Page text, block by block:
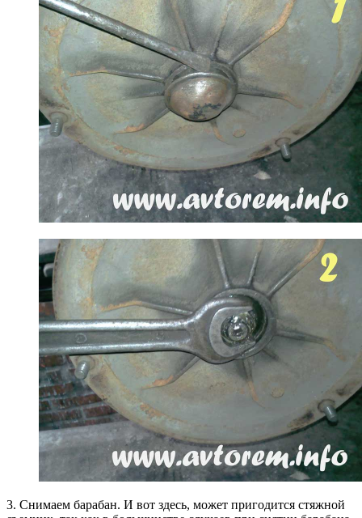
3. Снимаем барабан. И вот здесь, может пригодится стяжной